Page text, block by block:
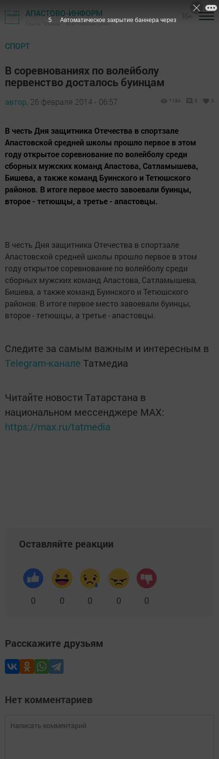
АПАСТОВО-ИНФОРМ
Газета "Звезда" - Апастовский район
СПОРТ
В соревнованиях по волейболу
первенство досталось буинцам
автор, 26 февраля 2014 - 06:57 1184 0 0
В честь Дня защитника Отечества в спортзале
Апастовской средней школы прошло первое в этом
году открытое соревнование по волейболу среди
сборных мужских команд Апастова, Сатламышева,
Бишева, а также команд Буинского и Тетюшского
районов. В итоге первое место завоевали буинцы,
второе - тетюшцы, а третье - апастовцы.
В честь Дня защитника Отечества в спортзале
Апастовской средней школы прошло первое в этом
году открытое соревнование по волейболу среди
сборных мужских команд Апастова, Сатламышева,
Бишева, а также команд Буинского и Тетюшского
районов. В итоге первое место завоевали буинцы,
второе - тетюшцы, а третье - апастовцы.
Следите за самым важным и интересным в
Telegram-канале Татмедиа
Читайте новости Татарстана в
национальном мессенджере MАХ:
https://max.ru/tatmedia
Оставляйте реакции
0 0 0 0 0
Расскажите друзьям
Нет комментариев
5 Автоматическое закрытие баннера через